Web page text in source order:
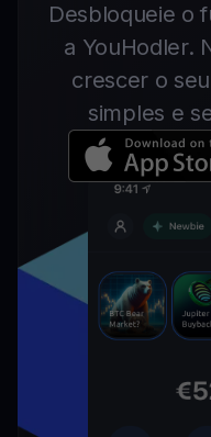
Desbloqueie o
a YouHodler.
crescer o
simples e